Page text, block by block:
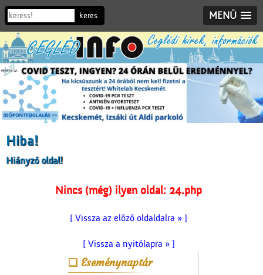
MENÜ
Hiba!
Hiányzó oldal!
Nincs (még) ilyen oldal: 24.php
[ Vissza az előző oldaldalra » ]
[ Vissza a nyitólapra » ]
Eseménynaptár